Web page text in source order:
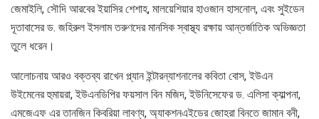
জেমাইলি, সৌদি আরবের ইয়াসির শেশাহ, মালয়েশিয়ার হাওজান হাসনোল, এবং সুইডেন
দূতাবাসের ড. জহিরুল ইসলাম তরুণদের মানসিক স্বাস্থ্য রক্ষায় আন্তর্জাতিক অভিজ্ঞতা
তুলে ধরেন।
আলোচনায় আরও বক্তব্য রাখেন প্ল্যান ইন্টারন্যাশনালের কবিতা বোস, ইউএন
উইমেনের হুমায়রা, ইউএনডিপির ফয়সাল বিন মজিদ, ইউনিসেফের ড. এলিসা ক্যাল্পনা,
এমজেএফ এর তানজিন কিবরিয়া লাবণ্য, অ্যাকশনএইডের জোহরা বিনতে জামান বনী,